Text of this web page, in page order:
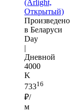
(Arlight,
Открытый)
Произведено
в Беларуси
Day
|
Дневной
4000
K
73316
₽/
м